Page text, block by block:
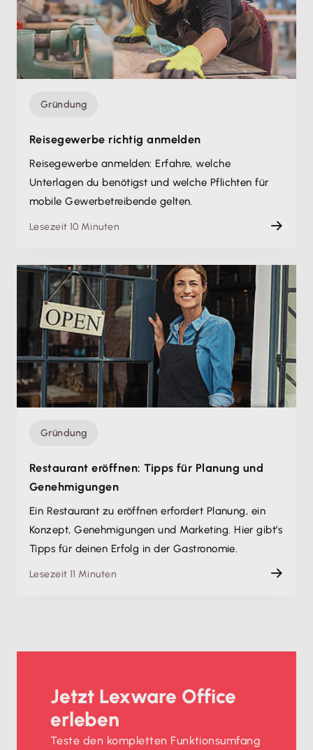
Gründung
Reisegewerbe richtig anmelden
Reisegewerbe anmelden: Erfahre, welche
Unterlagen du benötigst und welche Pflichten für
mobile Gewerbetreibende gelten.
Lesezeit 10 Minuten
Gründung
Restaurant eröffnen: Tipps für Planung und
Genehmigungen
Ein Restaurant zu eröffnen erfordert Planung, ein
Konzept, Genehmigungen und Marketing. Hier gibt’s
Tipps für deinen Erfolg in der Gastronomie.
Lesezeit 11 Minuten
Jetzt Lexware Office
erleben
Teste den kompletten Funktionsumfang